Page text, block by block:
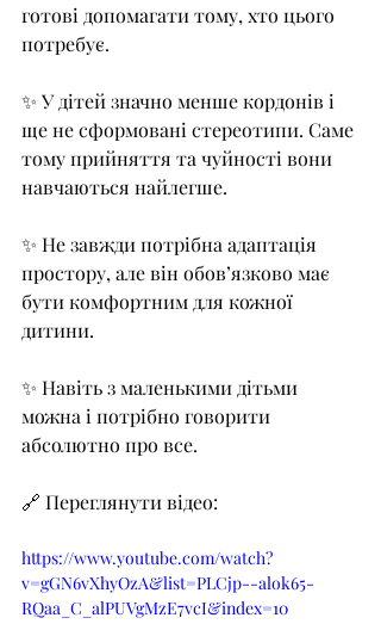
готові допомагати тому, хто цього
потребує.
✨ У дітей значно менше кордонів і
ще не сформовані стереотипи. Саме
тому прийняття та чуйності вони
навчаються найлегше.
✨ Не завжди потрібна адаптація
простору, але він обов’язково має
бути комфортним для кожної
дитини.
✨ Навіть з маленькими дітьми
можна і потрібно говорити
абсолютно про все.
🔗 Переглянути відео:
https://www.youtube.com/watch?
v=gGN6vXhyOzA&list=PLCjp--alok65-
RQaa_C_alPUVgMzE7vcI&index=10